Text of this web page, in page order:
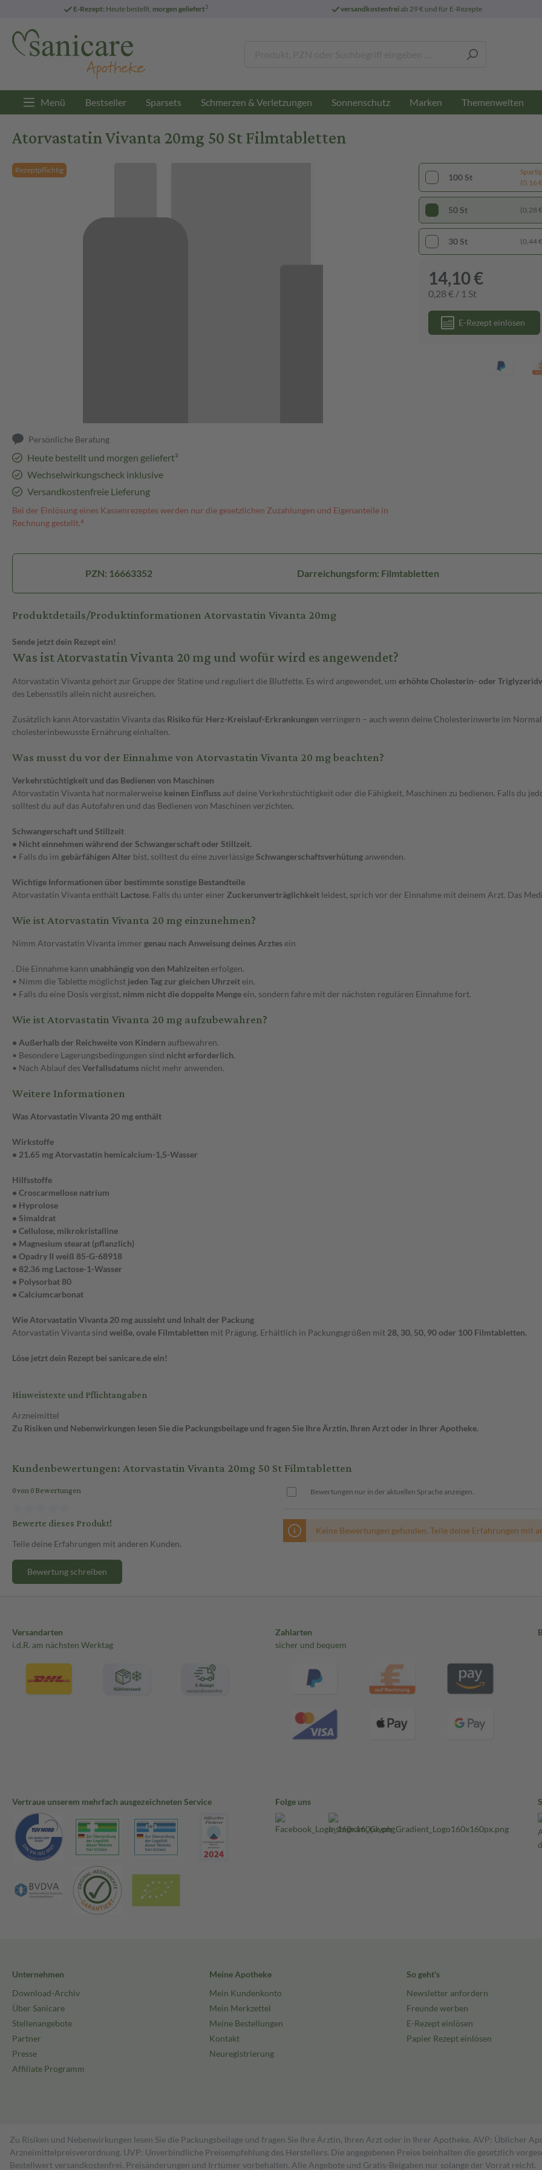
E-Rezept: Heute bestellt, morgen geliefert3 versandkostenfreiab 29 € und für E-Rezepte
Menü Bestseller Sparsets Schmerzen & Verletzungen Sonnenschutz Marken Themenwelten
Atorvastatin Vivanta 20mg 50 St Filmtabletten
Rezeptpflichtig
Persönliche Beratung
Heute bestellt und morgen geliefert³
Wechselwirkungscheck inklusive
Versandkostenfreie Lieferung
Bei der Einlösung eines Kassenrezeptes werden nur die gesetzlichen Zuzahlungen und Eigenanteile in
Rechnung gestellt.⁴
100 St
(0,16
50 St (0,28
30 St (0,44
14,10 €
0,28 € / 1 St
E-Rezept einlösen
PZN: 16663352 Darreichungsform: Filmtabletten
Produktdetails/Produktinformationen Atorvastatin Vivanta 20mg
Sende jetzt dein Rezept ein!
Was ist Atorvastatin Vivanta 20 mg und wofür wird es angewendet?
Atorvastatin Vivanta gehört zur Gruppe der Statine und reguliert die Blutfette. Es wird angewendet, um erhöhte Cholesterin- oder
des Lebensstils allein nicht ausreichen.
Zusätzlich kann Atorvastatin Vivanta das Risiko für Herz-Kreislauf-Erkrankungen verringern – auch wenn deine Cholesterinwerte im
cholesterinbewusste Ernährung einhalten.
Was musst du vor der Einnahme von Atorvastatin Vivanta 20 mg beachten?
Verkehrstüchtigkeit und das Bedienen von Maschinen
Atorvastatin Vivanta hat normalerweise keinen Einfluss auf deine Verkehrstüchtigkeit oder die Fähigkeit, Maschinen zu bedienen. Falls du
solltest du auf das Autofahren und das Bedienen von Maschinen verzichten.
Schwangerschaft und Stillzeit
• Nicht einnehmen während der Schwangerschaft oder Stillzeit.
• Falls du im gebärfähigen Alter bist, solltest du eine zuverlässigeSchwangerschaftsverhütung anwenden.
Wichtige Informationen über bestimmte sonstige Bestandteile
Atorvastatin Vivanta enthält Lactose. Falls du unter einer Zuckerunverträglichkeit leidest, sprich vor der Einnahme mit deinem Arzt. Das
Wie ist Atorvastatin Vivanta 20 mg einzunehmen?
Nimm Atorvastatin Vivanta immer genau nach Anweisung deines Arztesein
. Die Einnahme kann unabhängig von den Mahlzeiten erfolgen.
• Nimm die Tablette möglichst jeden Tag zur gleichen Uhrzeitein.
• Falls du eine Dosis vergisst, nimm nicht die doppelte Mengeein, sondern fahre mit der nächsten regulären Einnahme fort.
Wie ist Atorvastatin Vivanta 20 mg aufzubewahren?
• Außerhalb der Reichweite von Kindern aufbewahren.
• Besondere Lagerungsbedingungen sind nicht erforderlich.
• Nach Ablauf des Verfallsdatums nicht mehr anwenden.
Weitere Informationen
Was Atorvastatin Vivanta 20 mg enthält
Wirkstoffe
• 21.65 mg Atorvastatin hemicalcium-1,5-Wasser
Hilfsstoffe
• Croscarmellose natrium
• Hyprolose
• Simaldrat
• Cellulose, mikrokristalline
• Magnesium stearat (pflanzlich)
• Opadry II weiß 85-G-68918
• 82.36 mg Lactose-1-Wasser
• Polysorbat 80
• Calciumcarbonat
Wie Atorvastatin Vivanta 20 mg aussieht und Inhalt der Packung
Atorvastatin Vivanta sind weiße, ovale Filmtabletten mit Prägung. Erhältlich in Packungsgrößen mit 28, 30, 50, 90 oder 100 Filmtabletten.
Löse jetzt dein Rezept bei sanicare.de ein!
Hinweistexte und Pflichtangaben
Arzneimittel
Zu Risiken und Nebenwirkungen lesen Sie die Packungsbeilage und fragen Sie Ihre Ärztin, Ihren Arzt oder in Ihrer Apotheke.
Kundenbewertungen: Atorvastatin Vivanta 20mg 50 St Filmtabletten
0 von 0 Bewertungen
Bewerte dieses Produkt!
Teile deine Erfahrungen mit anderen Kunden.
Bewertung schreiben
Bewertungen nur in der aktuellen Sprache anzeigen.
Keine Bewertungen gefunden. Teile deine Erfahrungen mit
Versandarten
i.d.R. am nächsten Werktag
Zahlarten
sicher und bequem
Vertraue unserem mehrfach ausgezeichneten Service Folge uns
Unternehmen
Download-Archiv
Über Sanicare
Stellenangebote
Partner
Presse
Affiliate Programm
Meine Apotheke
Mein Kundenkonto
Mein Merkzettel
Meine Bestellungen
Kontakt
Neuregistrierung
So geht's
Newsletter anfordern
Freunde werben
E-Rezept einlösen
Papier Rezept einlösen
Zu Risiken und Nebenwirkungen lesen Sie die Packungsbeilage und fragen Sie Ihre Ärztin, Ihren Arzt oder in Ihrer Apotheke. AVP: Üblicher
Arzneimittelpreisverordnung. UVP: Unverbindliche Preisempfehlung des Herstellers. Die angegebenen Preise beinhalten die gesetzlich
Bestell­wert versand­kosten­frei. Preisänderungen und Irrtümer vorbehalten. Alle Angebote und Gratis-Beigaben nur solange der Vorrat reicht.